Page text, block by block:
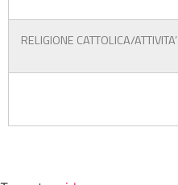
RELIGIONE CATTOLICA/ATTIVITA’